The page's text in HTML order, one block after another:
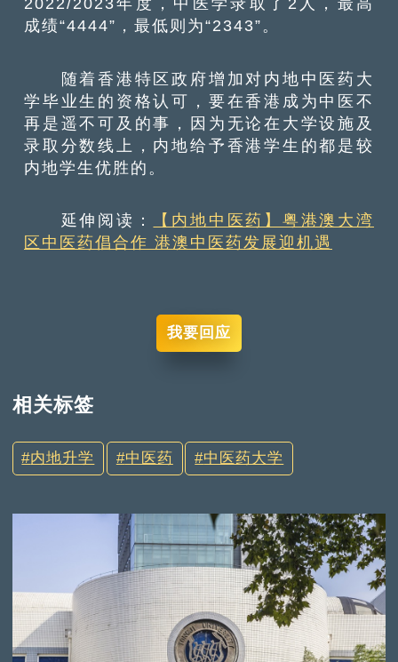
成绩“4444”，最低则为“2343”。
随着香港特区政府增加对内地中医药大
学毕业生的资格认可，要在香港成为中医不
再是遥不可及的事，因为无论在大学设施及
录取分数线上，内地给予香港学生的都是较
内地学生优胜的。
延伸阅读：
【内地中医药】粤港澳大湾
区中医药倡合作 港澳中医药发展迎机遇
我要回应
相关标签
内地升学 中医药 中医药大学